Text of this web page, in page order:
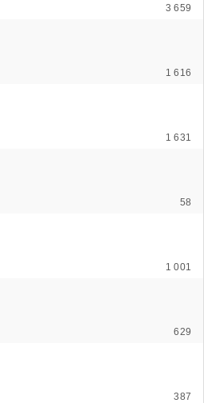
3 659
1 616
1 631
58
1 001
629
387